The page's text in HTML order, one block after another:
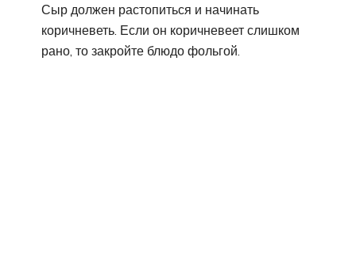
Сыр должен растопиться и начинать
коричневеть. Если он коричневеет слишком
рано, то закройте блюдо фольгой.